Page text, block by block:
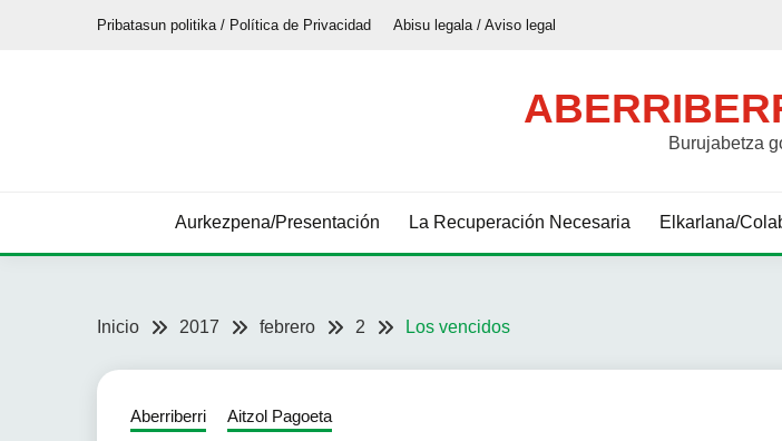
Pribatasun politika / Política de Privacidad Abisu legala / Aviso legal
Burujabetza
Aurkezpena/Presentación La Recuperación Necesaria Elkarlana/
Inicio 2017 febrero 2 Los vencidos
Aberriberri Aitzol Pagoeta